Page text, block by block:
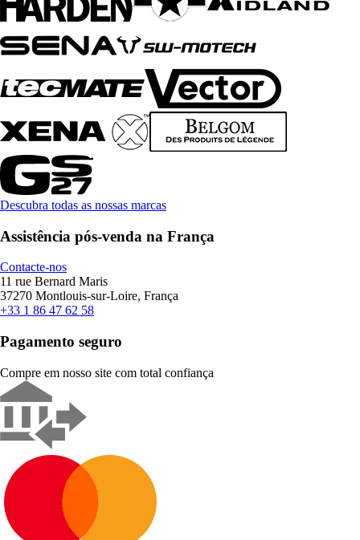
Descubra todas as nossas marcas
Assistência pós-venda na França
Contacte-nos
11 rue Bernard Maris
37270 Montlouis-sur-Loire, França
+33 1 86 47 62 58
Pagamento seguro
Compre em nosso site com total confiança